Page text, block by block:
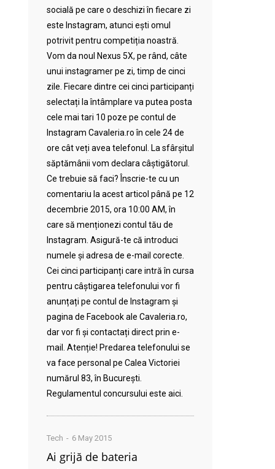
socială pe care o deschizi în fiecare zi
este Instagram, atunci ești omul
potrivit pentru competiția noastră.
Vom da noul Nexus 5X, pe rând, câte
unui instagramer pe zi, timp de cinci
zile. Fiecare dintre cei cinci participanți
selectați la întâmplare va putea posta
cele mai tari 10 poze pe contul de
Instagram Cavaleria.ro în cele 24 de
ore cât veți avea telefonul. La sfârșitul
săptămânii vom declara câștigătorul.
Ce trebuie să faci? Înscrie-te cu un
comentariu la acest articol până pe 12
decembrie 2015, ora 10:00 AM, în
care să menționezi contul tău de
Instagram. Asigură-te că introduci
numele și adresa de e-mail corecte.
Cei cinci participanți care intră în cursa
pentru câștigarea telefonului vor fi
anunțați pe contul de Instagram și
pagina de Facebook ale Cavaleria.ro,
dar vor fi și contactați direct prin e-
mail. Atenție! Predarea telefonului se
va face personal pe Calea Victoriei
numărul 83, în București.
Regulamentul concursului este aici.
Tech 6 May 2015
Ai grijă de bateria